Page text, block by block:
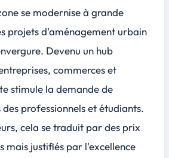
se modernise à grande
projets d'aménagement urbain
Devenu un hub
commerces et
stimule la demande de
professionnels et étudiants.
cela se traduit par des prix
mais justifiés par l'excellence